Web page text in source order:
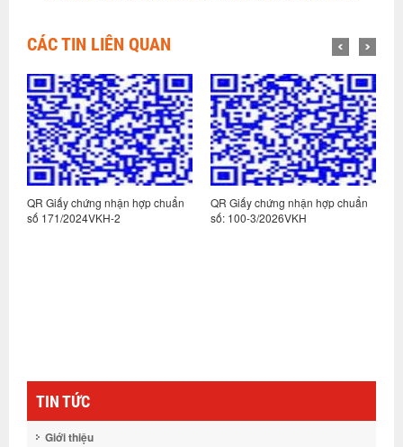
CÁC TIN LIÊN QUAN
QR Giấy chứng nhận hợp chuẩn
số 171/2024VKH-2
QR Giấy chứng nhận hợp chuẩn
số: 100-3/2026VKH
TIN TỨC
Giới thiệu